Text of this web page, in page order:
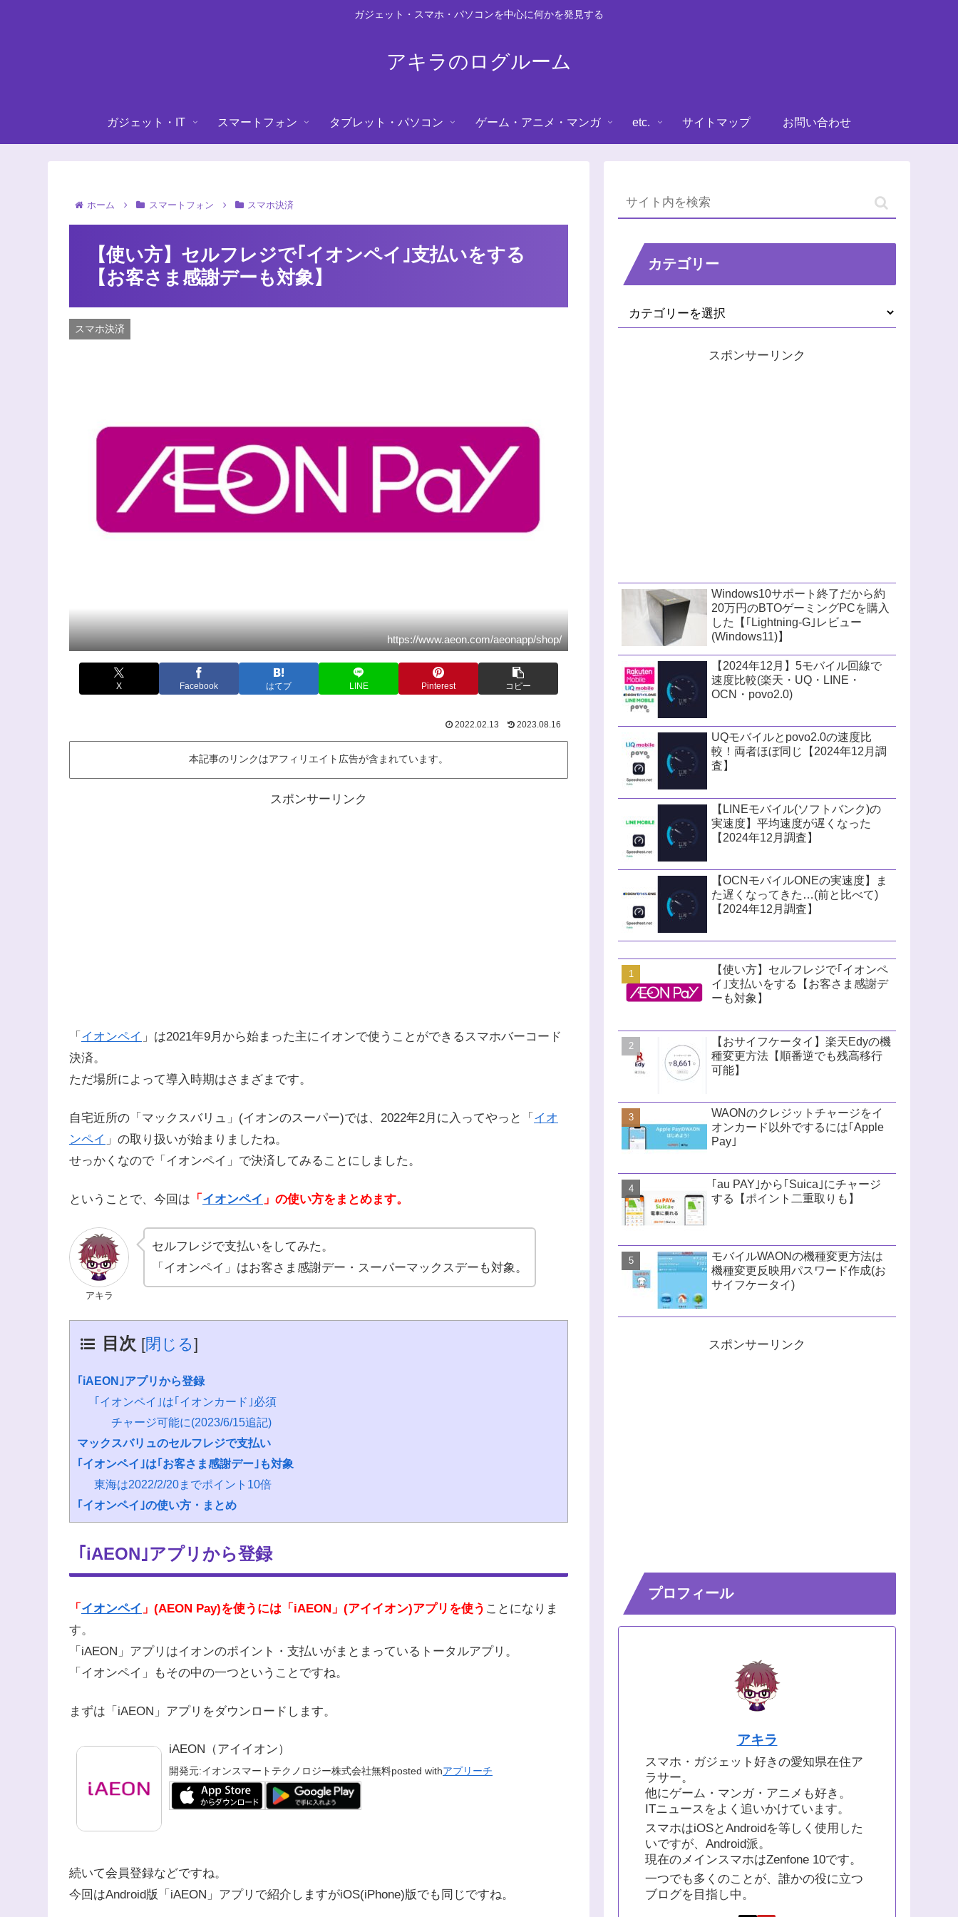
ガジェット・スマホ・パソコンを中心に何かを発見する
アキラのログルーム
ガジェット・IT スマートフォン タブレット・パソコン ゲーム・アニメ・マンガ etc. サイトマップ お問い合わせ
ホーム スマートフォン スマホ決済
【使い方】セルフレジで｢イオンペイ｣支払いをする
【お客さま感謝デーも対象】
スマホ決済
https://www.aeon.com/aeonapp/shop/
X Facebook はてブ LINE Pinterest コピー
2022.02.13 2023.08.16
本記事のリンクはアフィリエイト広告が含まれています。
スポンサーリンク
「 イオンペイ 」は2021年9月から始まった主にイオンで使うことができるスマホバーコード
決済。
ただ場所によって導入時期はさまざまです。
自宅近所の「マックスバリュ」(イオンのスーパー)では、2022年2月に入ってやっと「 イオ
ンペイ 」の取り扱いが始まりましたね。
せっかくなので「イオンペイ」で決済してみることにしました。
ということで、今回は 「 イオンペイ 」の使い方をまとめます。
アキラ
セルフレジで支払いをしてみた。
「イオンペイ」はお客さま感謝デー・スーパーマックスデーも対象。
目次 [閉じる]
｢iAEON｣アプリから登録
｢イオンペイ｣は｢イオンカード｣必須
チャージ可能に(2023/6/15追記)
マックスバリュのセルフレジで支払い
｢イオンペイ｣は｢お客さま感謝デー｣も対象
東海は2022/2/20までポイント10倍
｢イオンペイ｣の使い方・まとめ
｢iAEON｣アプリから登録
「 イオンペイ 」(AEON Pay)を使うには 「iAEON」(アイイオン)アプリを使う ことになりま
す。
「iAEON」アプリはイオンのポイント・支払いがまとまっているトータルアプリ。
「イオンペイ」もその中の一つということですね。
まずは「iAEON」アプリをダウンロードします。
iAEON（アイイオン）
開発元:イオンスマートテクノロジー株式会社無料posted withアプリーチ
続いて会員登録などですね。
今回はAndroid版「iAEON」アプリで紹介しますがiOS(iPhone)版でも同じですね。
カテゴリー
スポンサーリンク
Windows10サポート終了だから約
20万円のBTOゲーミングPCを購入
した【｢Lightning-G｣レビュー
(Windows11)】
【2024年12月】5モバイル回線で
速度比較(楽天・UQ・LINE・
OCN・povo2.0)
UQモバイルとpovo2.0の速度比
較！両者ほぼ同じ【2024年12月調
査】
【LINEモバイル(ソフトバンク)の
実速度】平均速度が遅くなった
【2024年12月調査】
【OCNモバイルONEの実速度】ま
た遅くなってきた…(前と比べて)
【2024年12月調査】
【使い方】セルフレジで｢イオンペ
イ｣支払いをする【お客さま感謝デ
ーも対象】
【おサイフケータイ】楽天Edyの機
種変更方法【順番逆でも残高移行
可能】
WAONのクレジットチャージをイ
オンカード以外でするには｢Apple
Pay｣
｢au PAY｣から｢Suica｣にチャージ
する【ポイント二重取りも】
モバイルWAONの機種変更方法は
機種変更反映用パスワード作成(お
サイフケータイ)
スポンサーリンク
プロフィール
アキラ
スマホ・ガジェット好きの愛知県在住ア
ラサー。
他にゲーム・マンガ・アニメも好き。
ITニュースをよく追いかけています。
スマホはiOSとAndroidを等しく使用した
いですが、Android派。
現在のメインスマホはZenfone 10です。
一つでも多くのことが、誰かの役に立つ
ブログを目指し中。